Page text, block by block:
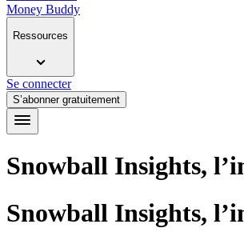
Money Buddy
Ressources
Se connecter
S’abonner gratuitement
Snowball Insights,
Snowball Insights,